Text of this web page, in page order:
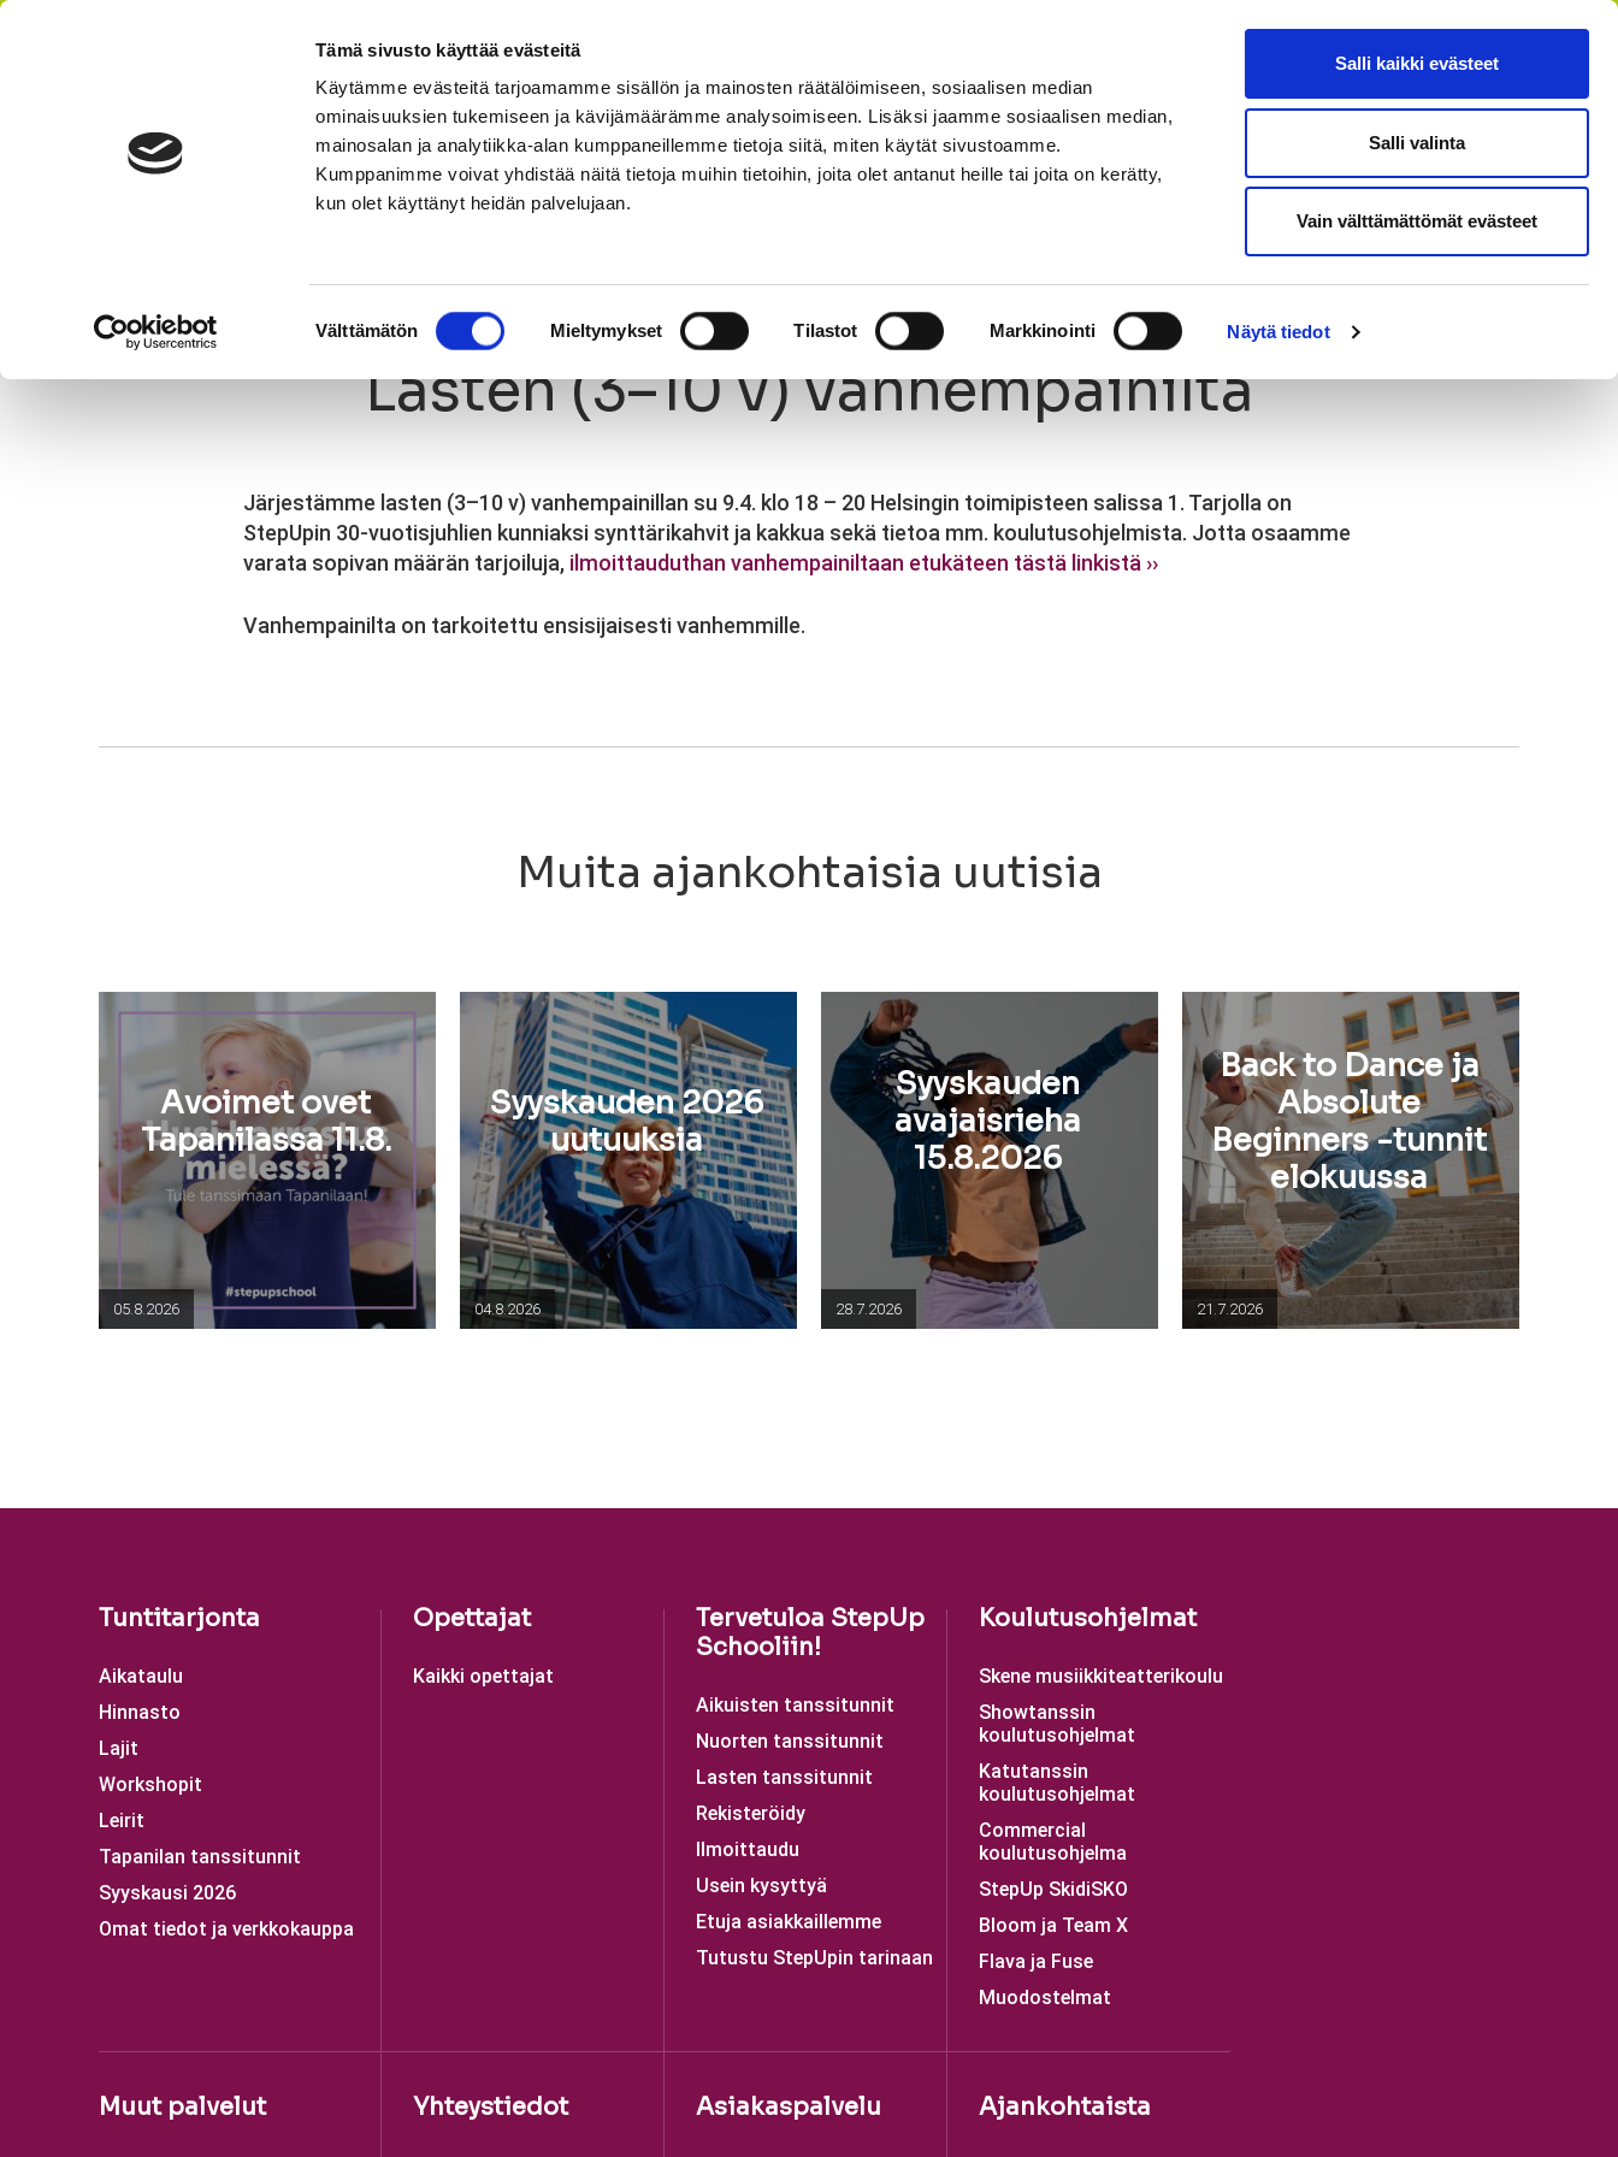
Tämä sivusto käyttää evästeitä
Käytämme evästeitä tarjoamamme sisällön ja mainosten räätälöimiseen, sosiaalisen median
ominaisuuksien tukemiseen ja kävijämäärämme analysoimiseen. Lisäksi jaamme sosiaalisen median,
mainosalan ja analytiikka-alan kumppaneillemme tietoja siitä, miten käytät sivustoamme.
Kumppanimme voivat yhdistää näitä tietoja muihin tietoihin, joita olet antanut heille tai joita on kerätty,
kun olet käyttänyt heidän palvelujaan.
Välttämätön Mieltymykset Tilastot Markkinointi Näytä tiedot
Salli kaikki evästeet
Salli valinta
Vain välttämättömät evästeet
FI SV EN RU
AIKATAULU HINNASTO LAJIT OPETTAJAT KIRJAUDU MENU
03.3.2017
Lasten (3–10 v) vanhempainilta
Järjestämme lasten (3–10 v) vanhempainillan su 9.4. klo 18 – 20 Helsingin toimipisteen salissa 1. Tarjolla on
StepUpin 30-vuotisjuhlien kunniaksi synttärikahvit ja kakkua sekä tietoa mm. koulutusohjelmista. Jotta osaamme
varata sopivan määrän tarjoiluja, ilmoittauduthan vanhempainiltaan etukäteen tästä linkistä ››
Vanhempainilta on tarkoitettu ensisijaisesti vanhemmille.
Muita ajankohtaisia uutisia
Avoimet ovet
Tapanilassa 11.8.
05.8.2026
Syyskauden 2026
uutuuksia
04.8.2026
Syyskauden
avajaisrieha
15.8.2026
28.7.2026
Back to Dance ja
Absolute
Beginners -tunnit
elokuussa
21.7.2026
Tuntitarjonta
Aikataulu
Hinnasto
Lajit
Workshopit
Leirit
Tapanilan tanssitunnit
Syyskausi 2026
Omat tiedot ja verkkokauppa
Opettajat
Kaikki opettajat
Tervetuloa StepUp
Schooliin!
Aikuisten tanssitunnit
Nuorten tanssitunnit
Lasten tanssitunnit
Rekisteröidy
Ilmoittaudu
Usein kysyttyä
Etuja asiakkaillemme
Tutustu StepUpin tarinaan
Koulutusohjelmat
Skene musiikkiteatterikoulu
Showtanssin
koulutusohjelmat
Katutanssin
koulutusohjelmat
Commercial
koulutusohjelma
StepUp SkidiSKO
Bloom ja Team X
Flava ja Fuse
Muodostelmat
Muut palvelut Yhteystiedot Asiakaspalvelu Ajankohtaista